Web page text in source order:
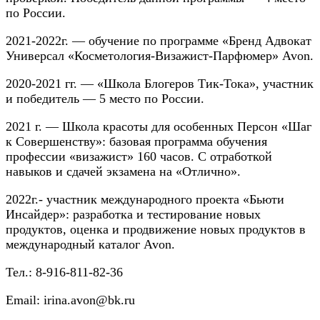
по России.
2021-2022г. — обучение по программе «Бренд Адвокат
Универсал «Косметология-Визажист-Парфюмер» Avon.
2020-2021 гг. — «Школа Блогеров Тик-Тока», участник
и победитель — 5 место по России.
2021 г. — Школа красоты для особенных Персон «Шаг
к Совершенству»: базовая программа обучения
профессии «визажист» 160 часов. С отработкой
навыков и сдачей экзамена на «Отлично».
2022г.- участник международного проекта «Бьюти
Инсайдер»: разработка и тестирование новых
продуктов, оценка и продвижение новых продуктов в
международный каталог Avon.
Тел.: 8-916-811-82-36
Email: irina.avon@bk.ru